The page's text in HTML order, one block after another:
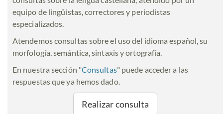
equipo de lingüistas, correctores y periodistas
especializados.
Atendemos consultas sobre el uso del idioma español, su
morfología, semántica, sintaxis y ortografía.
En nuestra sección "Consultas" puede acceder a las
respuestas que ya hemos dado.
Realizar consulta